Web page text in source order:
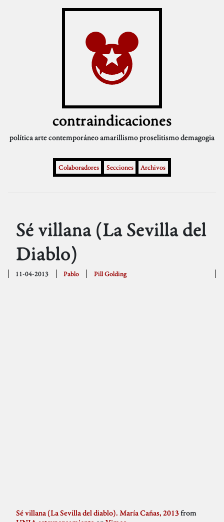
contraindicaciones
políticaarte contemporáneoamarillismoproselitismodemagogia
Colaboradores Secciones Archivos
Sé villana (La Sevilla del
Diablo)
11-04-2013 Pablo Pill Golding
Sé villana (La Sevilla del diablo). María Cañas, 2013from